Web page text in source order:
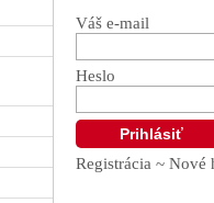
Váš e-mail
Heslo
Registrácia ~ Nové